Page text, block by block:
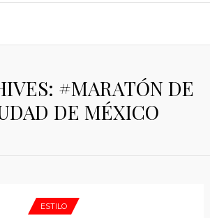
#MARATÓN DE
DE MÉXICO
ESTILO